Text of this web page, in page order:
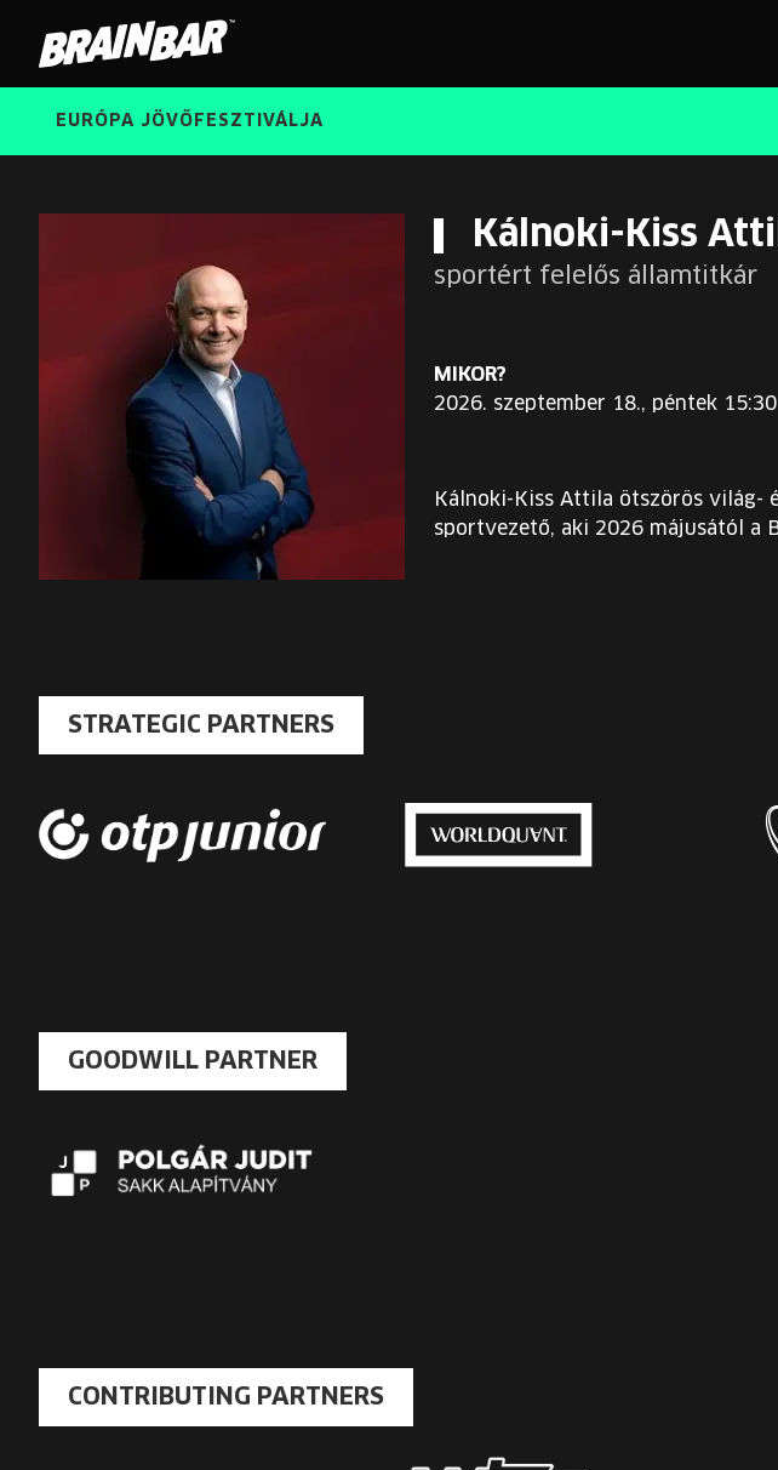
Bar
EURÓPA JÖVŐFESZTIVÁLJA
Kálnoki-Kiss
sportért felelős államtitkár
MIKOR?
2026. szeptember 18., péntek 15:30
Kálnoki-Kiss Attila ötszörös világ-
sportvezető, aki 2026 májusától a
STRATEGIC PARTNERS
GOODWILL PARTNER
CONTRIBUTING PARTNERS